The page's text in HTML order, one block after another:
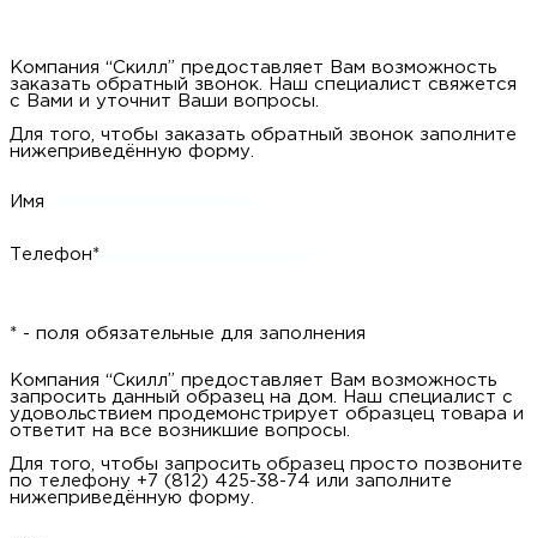
Компания “Скилл” предоставляет Вам возможность
заказать обратный звонок. Наш специалист свяжется
с Вами и уточнит Ваши вопросы.
Для того, чтобы заказать обратный звонок заполните
нижеприведённую форму.
Имя
Телефон*
* - поля обязательные для заполнения
Компания “Скилл” предоставляет Вам возможность
запросить данный образец на дом. Наш специалист с
удовольствием продемонстрирует образцец товара и
ответит на все возникшие вопросы.
Для того, чтобы запросить образец просто позвоните
по телефону +7 (812) 425-38-74 или заполните
нижеприведённую форму.